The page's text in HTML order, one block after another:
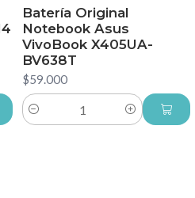
Batería Original
Notebook Asus
VivoBook X405UA-
BV638T
$59.000
Cantidad